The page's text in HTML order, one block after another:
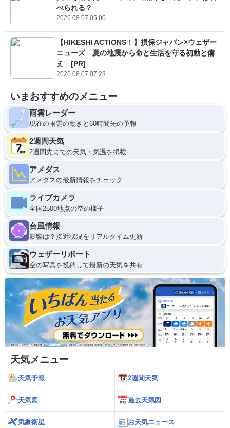
べられる？
2026.08.07 05:00
【HIKESHI ACTIONS！】損保ジャパン×ウェザー
ニューズ 夏の地震から命と生活を守る初動と備
え [PR]
2026.08.07 07:23
いまおすすめのメニュー
雨雲レーダー
現在の雨雲の動きと60時間先の予報
2週間天気
2週間先までの天気・気温を掲載
アメダス
アメダスの最新情報をチェック
ライブカメラ
全国2500地点の空の様子
台風情報
影響は？接近状況をリアルタイム更新
ウェザーリポート
空の写真を投稿して最新の天気を共有
天気メニュー
天気予報 2週間天気
天気図 過去天気図
気象衛星 お天気ニュース